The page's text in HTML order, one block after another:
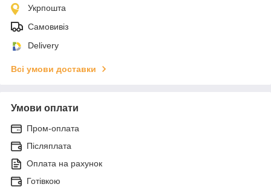
Укрпошта
Самовивіз
Delivery
Всі умови доставки
Умови оплати
Пром-оплата
Післяплата
Оплата на рахунок
Готівкою